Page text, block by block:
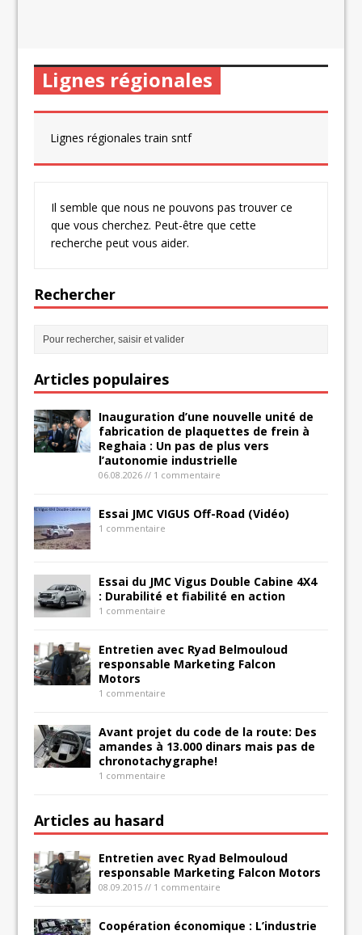
Lignes régionales
Lignes régionales train sntf
Il semble que nous ne pouvons pas trouver ce
que vous cherchez. Peut-être que cette
recherche peut vous aider.
Rechercher
Articles populaires
Inauguration d’une nouvelle unité de
fabrication de plaquettes de frein à
Reghaia : Un pas de plus vers
l’autonomie industrielle
06.08.2026 // 1 commentaire
Essai JMC VIGUS Off-Road (Vidéo)
1 commentaire
Essai du JMC Vigus Double Cabine 4X4
: Durabilité et fiabilité en action
1 commentaire
Entretien avec Ryad Belmouloud
responsable Marketing Falcon
Motors
1 commentaire
Avant projet du code de la route: Des
amandes à 13.000 dinars mais pas de
chronotachygraphe!
1 commentaire
Articles au hasard
Entretien avec Ryad Belmouloud
responsable Marketing Falcon Motors
08.09.2015 // 1 commentaire
Coopération économique : L’industrie